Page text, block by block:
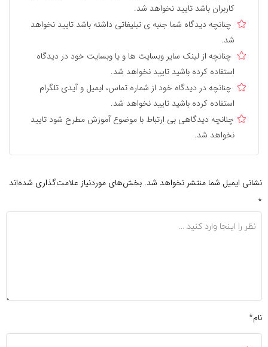
کاربران باشد تایید نخواهد شد.
چنانچه دیدگاه شما جنبه ی تبلیغاتی داشته باشد تایید نخواهد
شد.
چنانچه از لینک سایر وبسایت ها و یا وبسایت خود در دیدگاه
استفاده کرده باشید تایید نخواهد شد.
چنانچه در دیدگاه خود از شماره تماس، ایمیل و آیدی تلگرام
استفاده کرده باشید تایید نخواهد شد.
چنانچه دیدگاهی بی ارتباط با موضوع آموزش مطرح شود تایید
نخواهد شد.
نشانی ایمیل شما منتشر نخواهد شد. بخش‌های موردنیاز علامت‌گذاری شده‌اند
*
نام*